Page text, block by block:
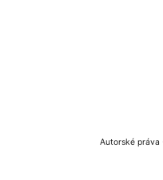
Autorské práva